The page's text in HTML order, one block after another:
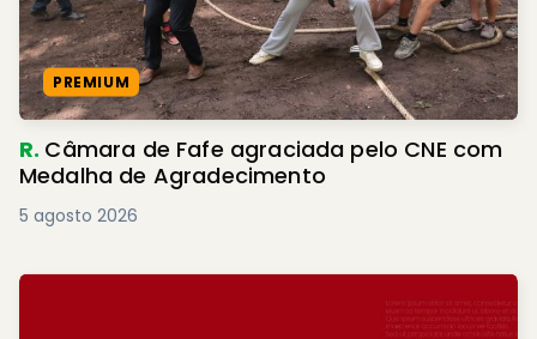
PREMIUM
R. Câmara de Fafe agraciada pelo CNE com
Medalha de Agradecimento
5 agosto 2026